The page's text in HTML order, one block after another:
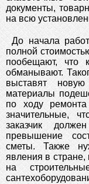
документы,
на всю
До начала
полной
пообещают, что
обманывают.
выставят
материалы
по ходу ремонта
значительные,
заказчик
превышение
сметы. Также
явления в
на